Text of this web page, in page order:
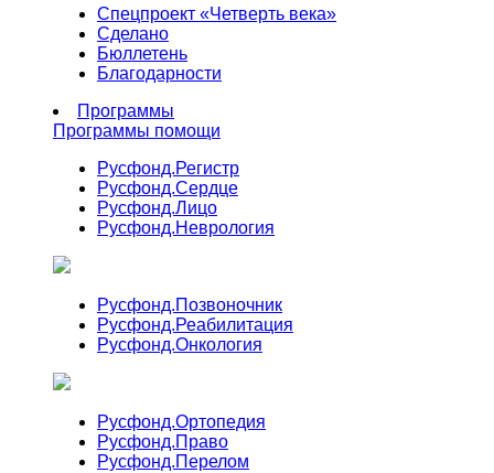
Спецпроект «Четверть века»
Сделано
Бюллетень
Благодарности
Программы
Программы помощи
Русфонд.Регистр
Русфонд.Сердце
Русфонд.Лицо
Русфонд.Неврология
Русфонд.Позвоночник
Русфонд.Реабилитация
Русфонд.Онкология
Русфонд.Ортопедия
Русфонд.Право
Русфонд.Перелом